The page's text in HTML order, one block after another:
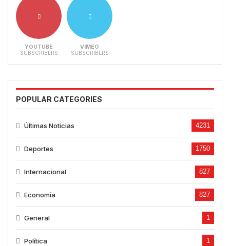
YOUTUBE
SUBSCRIBERS
VIMEO
SUBSCRIBERS
POPULAR CATEGORIES
Últimas Noticias 4231
Deportes 1750
Internacional 827
Economía 827
General 1
Política 1